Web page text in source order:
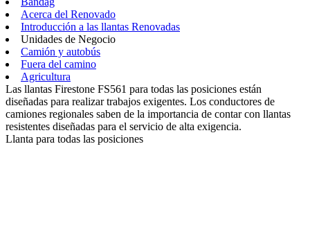
Acerca del Renovado
Introducción a las llantas Renovadas
Unidades de Negocio
Camión y autobús
Fuera del camino
Agricultura
Las llantas Firestone FS561 para todas las posiciones están
diseñadas para realizar trabajos exigentes. Los conductores de
camiones regionales saben de la importancia de contar con llantas
resistentes diseñadas para el servicio de alta exigencia.
Llanta para todas las posiciones